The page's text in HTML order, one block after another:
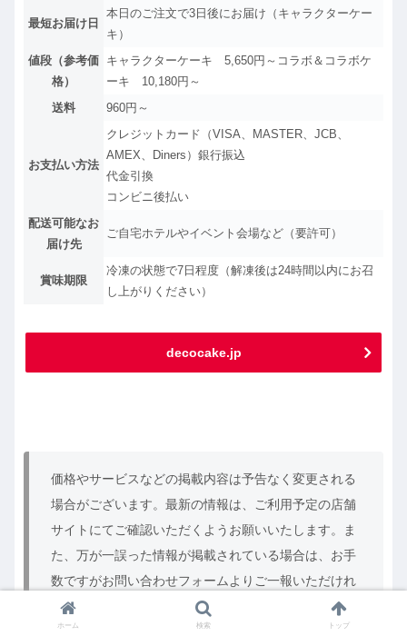
最短お届け日
本日のご注文で3日後にお届け（キャラクターケー
キ）
値段（参考価
格）
キャラクターケーキ 5,650円～コラボ＆コラボケ
ーキ 10,180円～
送料
960円～
お支払い方法
クレジットカード（VISA、MASTER、JCB、
AMEX、Diners）銀行振込
代金引換
コンビニ後払い
配送可能なお
届け先
ご自宅ホテルやイベント会場など（要許可）
賞味期限
冷凍の状態で7日程度（解凍後は24時間以内にお召
し上がりください）
decocake.jp
価格やサービスなどの掲載内容は予告なく変更される
場合がございます。最新の情報は、ご利用予定の店舗
サイトにてご確認いただくようお願いいたします。ま
た、万が一誤った情報が掲載されている場合は、お手
数ですがお問い合わせフォームよりご一報いただけれ
ば幸いです。
ホーム 検索 トップ